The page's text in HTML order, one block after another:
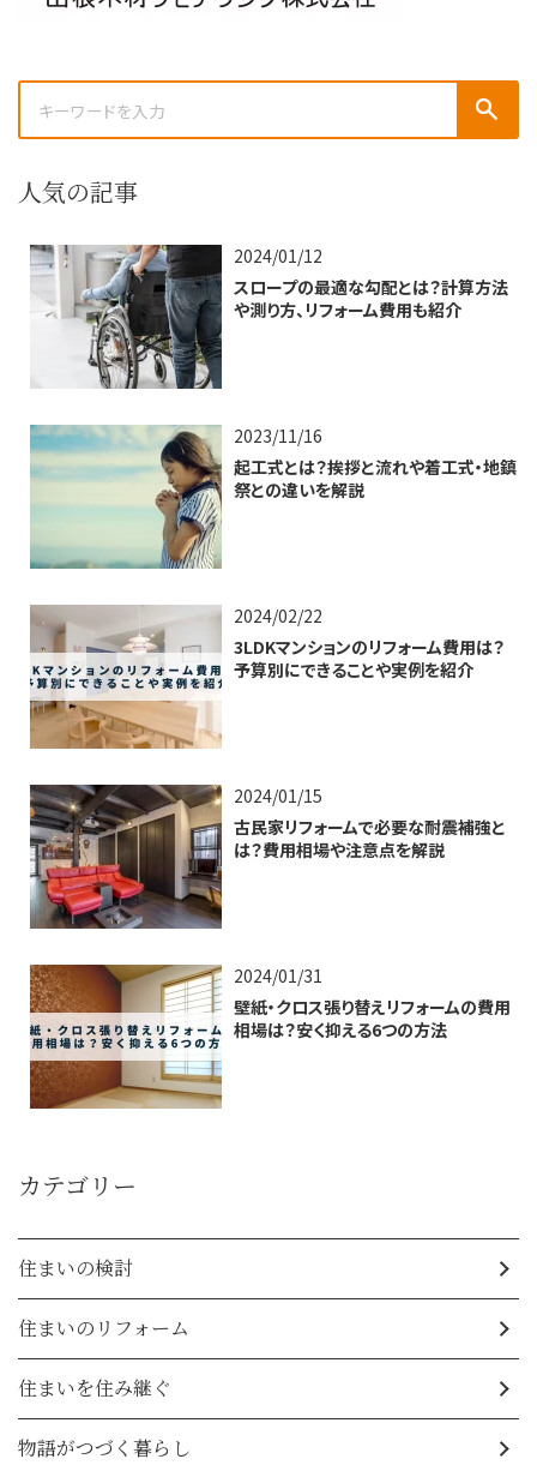
人気の記事
2024/01/12
スロープの最適な勾配とは？計算方法
や測り方、リフォーム費用も紹介
2023/11/16
起工式とは？挨拶と流れや着工式・地鎮
祭との違いを解説
2024/02/22
3LDKマンションのリフォーム費用は？
予算別にできることや実例を紹介
2024/01/15
古民家リフォームで必要な耐震補強と
は？費用相場や注意点を解説
2024/01/31
壁紙・クロス張り替えリフォームの費用
相場は？安く抑える6つの方法
カテゴリー
住まいの検討
住まいのリフォーム
住まいを住み継ぐ
物語がつづく暮らし